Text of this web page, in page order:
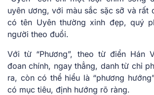
uyên ương, với màu sắc sặc sỡ và rất
có tên Uyên thường xinh đẹp, quý
người theo đuổi.
Với từ “Phương”, theo từ điển Hán
đoan chính, ngay thẳng, danh từ chỉ
ra, còn có thể hiểu là “phương
có mục tiêu, định hướng rõ ràng.